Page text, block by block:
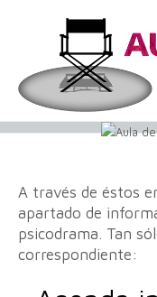
A través de éstos
apartado de
psicodrama. Tan
correspondiente: